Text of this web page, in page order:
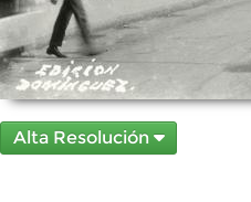
Alta Resolución